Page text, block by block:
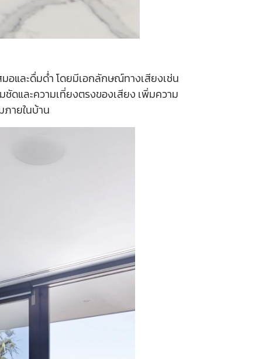
และดื่มด่ำ โดยมีเอกลักษณ์ทางเสียงเช่น
ชัดและความเที่ยงตรงของเสียง เพิ่มความ
ายในบ้าน